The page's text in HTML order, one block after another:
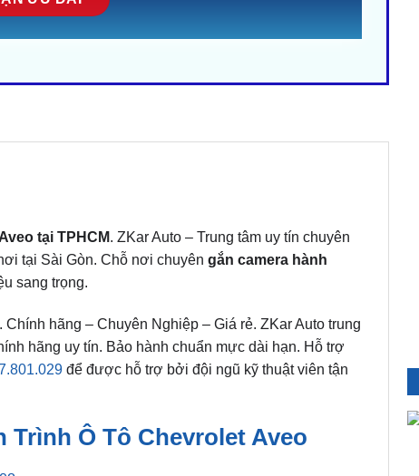
tại TPHCM. ZKar Auto – Trung tâm uy tín chuyên
tại Sài Gòn. Chỗ nơi chuyên gắn camera hành
sang trọng.
hãng – Chuyên Nghiệp – Giá rẻ. ZKar Auto trung
hãng uy tín. Bảo hành chuẩn mực dài hạn. Hỗ trợ
để được hỗ trợ bởi đội ngũ kỹ thuật viên tận
Trình Ô Tô Chevrolet Aveo